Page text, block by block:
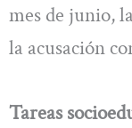
mes de junio,
la acusación
Tareas